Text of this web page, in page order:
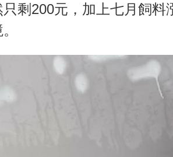
剩200元，加上七月飼